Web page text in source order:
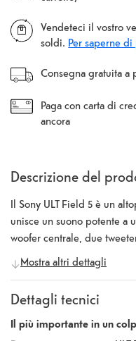
Vendeteci il vostro
soldi. Per saperne di
Consegna gratuita a
Paga con carta di
ancora
Descrizione del
Il Sony ULT Field 5 è un
unisce un suono potente a
woofer centrale, due
offre un'esperienza sonora
bassi, ULT1 e ULT2,
illuminazione, il diffusore
in movimento.
Mostra altri dettagli
Dettagli tecnici
Il più importante in un